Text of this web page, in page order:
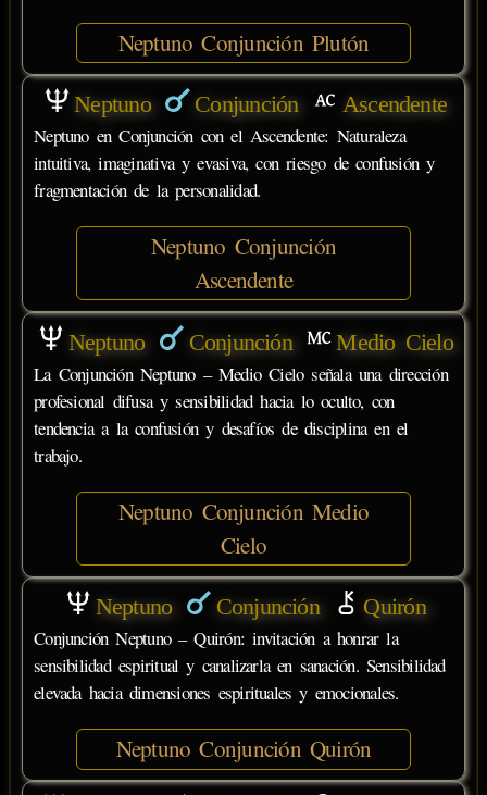
Neptuno Conjunción Plutón
Neptuno Conjunción Ascendente
Neptuno en Conjunción con el Ascendente: Naturaleza
intuitiva, imaginativa y evasiva, con riesgo de confusión y
fragmentación de la personalidad.
Neptuno Conjunción
Ascendente
Neptuno Conjunción Medio Cielo
La Conjunción Neptuno – Medio Cielo señala una dirección
profesional difusa y sensibilidad hacia lo oculto, con
tendencia a la confusión y desafíos de disciplina en el
trabajo.
Neptuno Conjunción Medio
Cielo
Neptuno Conjunción Quirón
Conjunción Neptuno – Quirón: invitación a honrar la
sensibilidad espiritual y canalizarla en sanación. Sensibilidad
elevada hacia dimensiones espirituales y emocionales.
Neptuno Conjunción Quirón